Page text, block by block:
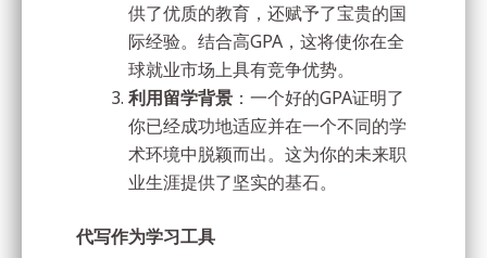
供了优质的教育，还赋予了宝贵的国
际经验。结合高GPA，这将使你在全
球就业市场上具有竞争优势。
利用留学背景 ：一个好的GPA证明了
你已经成功地适应并在一个不同的学
术环境中脱颖而出。这为你的未来职
业生涯提供了坚实的基石。
代写作为学习工具